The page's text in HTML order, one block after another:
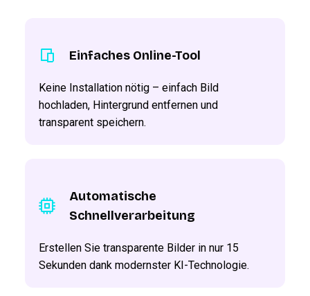
Einfaches Online-Tool
Keine Installation nötig – einfach Bild
hochladen, Hintergrund entfernen und
transparent speichern.
Automatische
Schnellverarbeitung
Erstellen Sie transparente Bilder in nur 15
Sekunden dank modernster KI-Technologie.